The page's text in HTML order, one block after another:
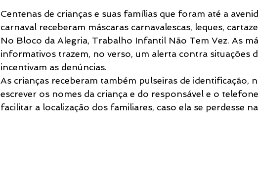
Centenas de crianças e suas famílias que foram até a
carnaval receberam máscaras carnavalescas, leques,
No Bloco da Alegria, Trabalho Infantil Não Tem Vez. As
informativos trazem, no verso, um alerta contra situações
incentivam as denúncias.
As crianças receberam também pulseiras de identificação,
escrever os nomes da criança e do responsável e o
facilitar a localização dos familiares, caso ela se perdesse